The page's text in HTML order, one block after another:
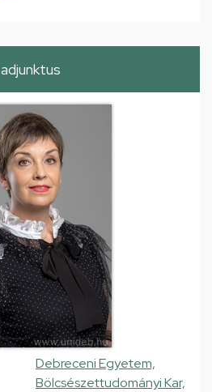
adjunktus
Debreceni Egyetem,
Bölcsészettudományi Kar,